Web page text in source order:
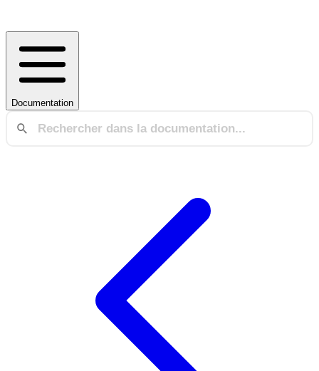
Documentation